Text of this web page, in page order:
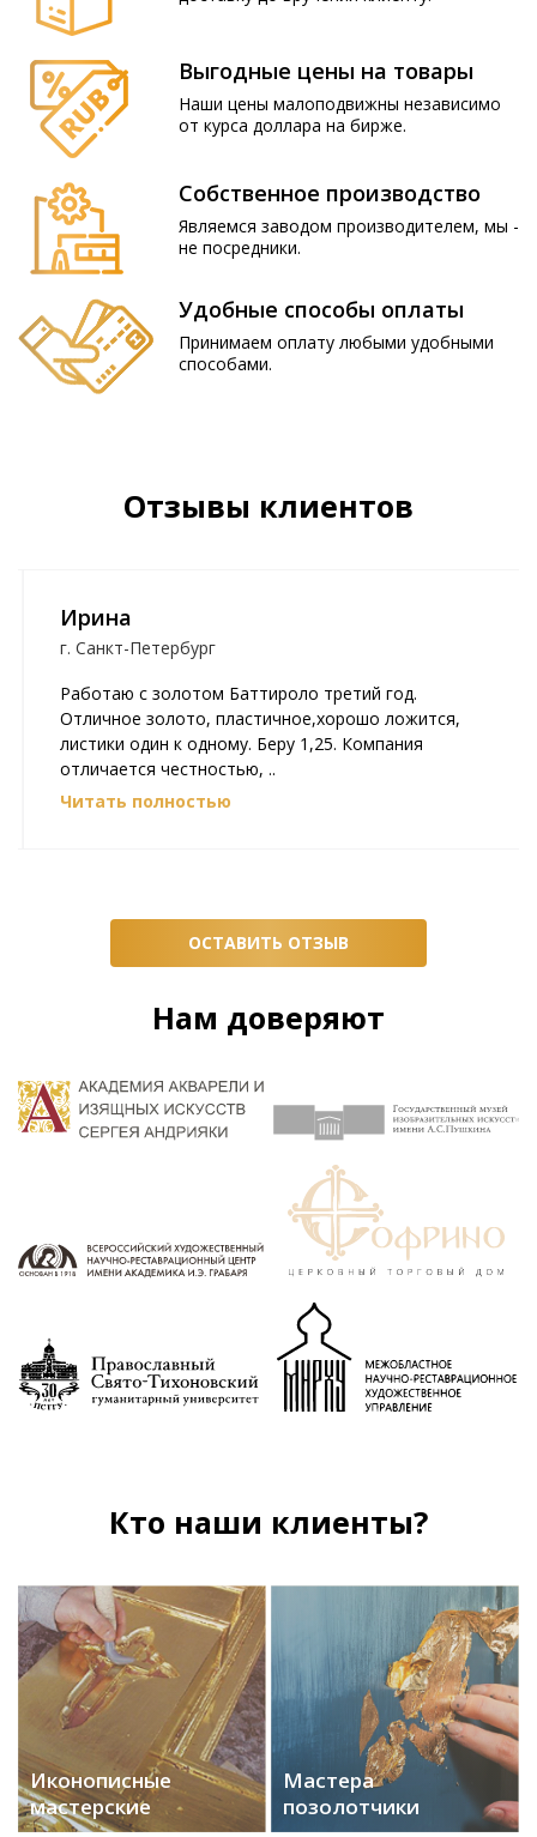
Выгодные цены на товары
Наши цены малоподвижны независимо
от курса доллара на бирже.
Собственное производство
Являемся заводом производителем, мы -
не посредники.
Удобные способы оплаты
Принимаем оплату любыми удобными
способами.
Отзывы клиентов
Ирина
г. Санкт-Петербург
Работаю с золотом Баттироло третий год.
Отличное золото, пластичное,хорошо ложится,
листики один к одному. Беру 1,25. Компания
отличается честностью, ..
Читать полностью
ОСТАВИТЬ ОТЗЫВ
Нам доверяют
Кто наши клиенты?
Иконописные
мастерские
Мастера
позолотчики